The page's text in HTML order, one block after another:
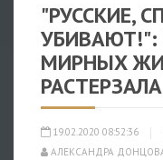
"РУССКИЕ,
УБИВАЮТ!":
МИРНЫХ
19.02.2020 08:52:36
АЛЕКСАНДРА